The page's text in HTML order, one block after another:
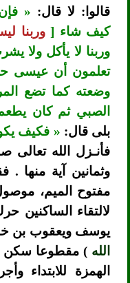
قالوا: لا قال: «
كيف شاء [وربنا
وربنا لا يأكل ولا
تعلمون أن عيسى
وضعته كما تضع
الصبي ثم كان
بلى قال: « فكيف
فأنـزل الله
وثمانين آية منها
مفتوح الميم،
لالتقاء الساكنين
يوسف ويعقوب بن
الله) مقطوعا سكن
الهمزة للابتداء